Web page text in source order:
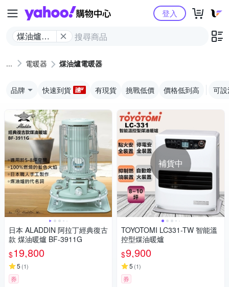
Yahoo購物中心
煤油爐電
登入
電暖器 煤油爐電暖器
品牌 快速到貨 有現貨 挑戰低價 價格低到高 可
日本 ALADDIN 阿拉丁經典復古
款 煤油暖爐 BF-3911G
$19,800
5 (1)
券
補貨中
TOYOTOMI LC331-TW 智能溫
控型煤油暖爐
$9,900
5 (1)
券